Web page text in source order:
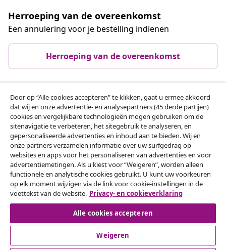
Herroeping van de overeenkomst
Een annulering voor je bestelling indienen
Herroeping van de overeenkomst
Klantenservice
Zakelijk
vidaXL
Ontdek meer
Door op “Alle cookies accepteren” te klikken, gaat u ermee akkoord
dat wij en onze advertentie- en analysepartners (45 derde partijen)
cookies en vergelijkbare technologieën mogen gebruiken om de
sitenavigatie te verbeteren, het sitegebruik te analyseren, en
gepersonaliseerde advertenties en inhoud aan te bieden. Wij en
onze partners verzamelen informatie over uw surfgedrag op
websites en apps voor het personaliseren van advertenties en voor
advertentiemetingen. Als u kiest voor “Weigeren”, worden alleen
functionele en analytische cookies gebruikt. U kunt uw voorkeuren
op elk moment wijzigen via de link voor cookie-instellingen in de
voettekst van de website. Privacy- en cookieverklaring
Alle cookies accepteren
Weigeren